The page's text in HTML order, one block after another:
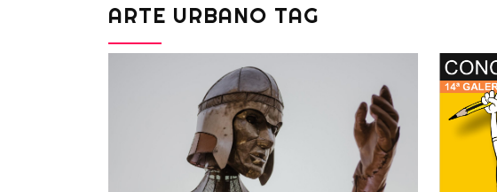
ARTE URBANO TAG